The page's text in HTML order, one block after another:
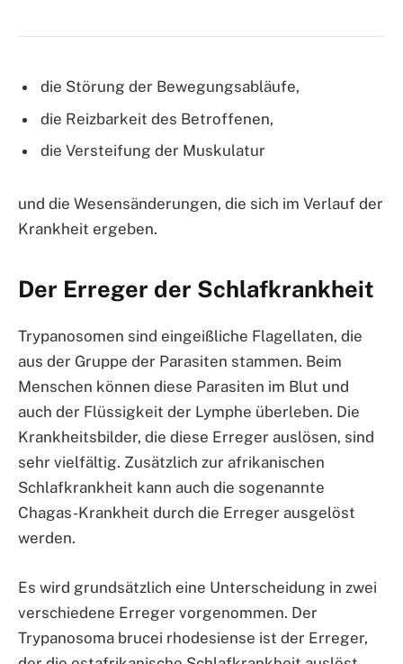
die Störung der Bewegungsabläufe,
die Reizbarkeit des Betroffenen,
die Versteifung der Muskulatur
und die Wesensänderungen, die sich im Verlauf der
Krankheit ergeben.
Der Erreger der Schlafkrankheit
Trypanosomen sind eingeißliche Flagellaten, die
aus der Gruppe der Parasiten stammen. Beim
Menschen können diese Parasiten im Blut und
auch der Flüssigkeit der Lymphe überleben. Die
Krankheitsbilder, die diese Erreger auslösen, sind
sehr vielfältig. Zusätzlich zur afrikanischen
Schlafkrankheit kann auch die sogenannte
Chagas-Krankheit durch die Erreger ausgelöst
werden.
Es wird grundsätzlich eine Unterscheidung in zwei
verschiedene Erreger vorgenommen. Der
Trypanosoma brucei rhodesiense ist der Erreger,